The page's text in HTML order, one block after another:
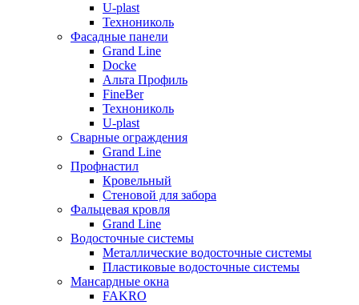
U-plast
Технониколь
Фасадные панели
Grand Line
Docke
Альта Профиль
FineBer
Технониколь
U-plast
Сварные ограждения
Grand Line
Профнастил
Кровельный
Стеновой для забора
Фальцевая кровля
Grand Line
Водосточные системы
Металлические водосточные системы
Пластиковые водосточные системы
Мансардные окна
FAKRO